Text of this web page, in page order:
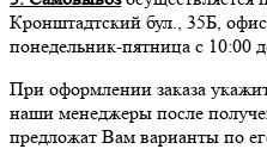
Кронштадтский бул., 35Б,
понедельник-пятница с 10:00
При оформлении заказа
наши менеджеры после
предложат Вам варианты по